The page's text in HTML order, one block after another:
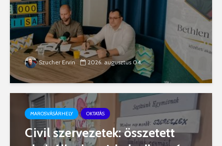
Szucher Ervin 2026. augusztus 04.
MAROSVÁSÁRHELY OKTATÁS
Civil szervezetek: összetett